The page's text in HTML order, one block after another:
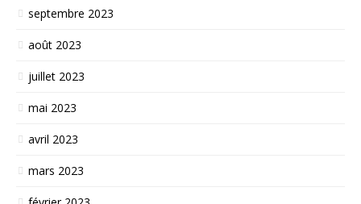
septembre 2023
août 2023
juillet 2023
mai 2023
avril 2023
mars 2023